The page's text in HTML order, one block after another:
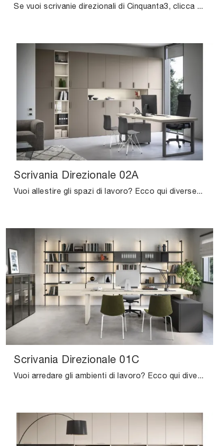
Se vuoi scrivanie direzionali di Cinquanta3, clicca e ottieni informazioni sul modello Scrivania Direzionale 02B in melaminico per uffici operativi e ...
Scrivania Direzionale 02A
Vuoi allestire gli spazi di lavoro? Ecco qui diverse proposte di scrivanie direzionali in melaminico, come il modello Scrivania Direzionale 02A di ...
Scrivania Direzionale 01C
Vuoi arredare gli ambienti di lavoro? Ecco qui diverse proposte di scrivanie direzionali in melaminico, come il modello Scrivania Direzionale 01C di ...